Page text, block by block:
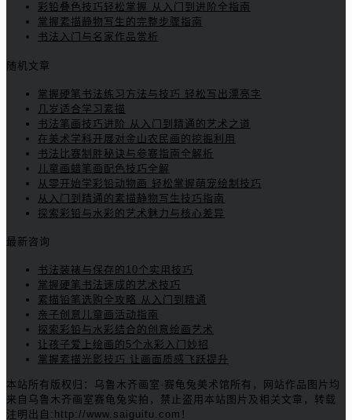
彩铅叠色技巧轻松掌握 从入门到进阶全指南
掌握素描静物写生的完整步骤指南
书法入门与名家作品赏析
随机文章
掌握硬笔书法练习方法与技巧 轻松写出漂亮字
几岁适合学习素描
书法笔画技巧进阶 从入门到精通的艺术之道
在美术学科开展对金山农民画的挖掘利用
书法比赛制胜秘诀与参赛指南全解析
儿童画蜡笔画配色技巧全解
从零开始学彩铅动物画 轻松掌握萌宠绘制技巧
从入门到精通的素描静物写生技巧指南
探索彩铅与水彩的艺术魅力与核心差异
最新咨询
书法装裱与保存的10个实用技巧
掌握硬笔书法速成的艺术技巧
素描铅笔选购全攻略 从入门到精通
亲子创意儿童画活动指南
探索彩铅与水彩结合的创意绘画艺术
让孩子爱上绘画的5个水彩入门妙招
掌握素描光影技巧 让画面质感飞跃提升
本站所有版权归：乌鲁木齐画室-赛龟兔美术馆所有，网站作品图片均
来自乌鲁木齐画室赛龟兔实拍，禁止盗用本站图片及相关文章，转载
注明出自:http://www.saiguitu.com！